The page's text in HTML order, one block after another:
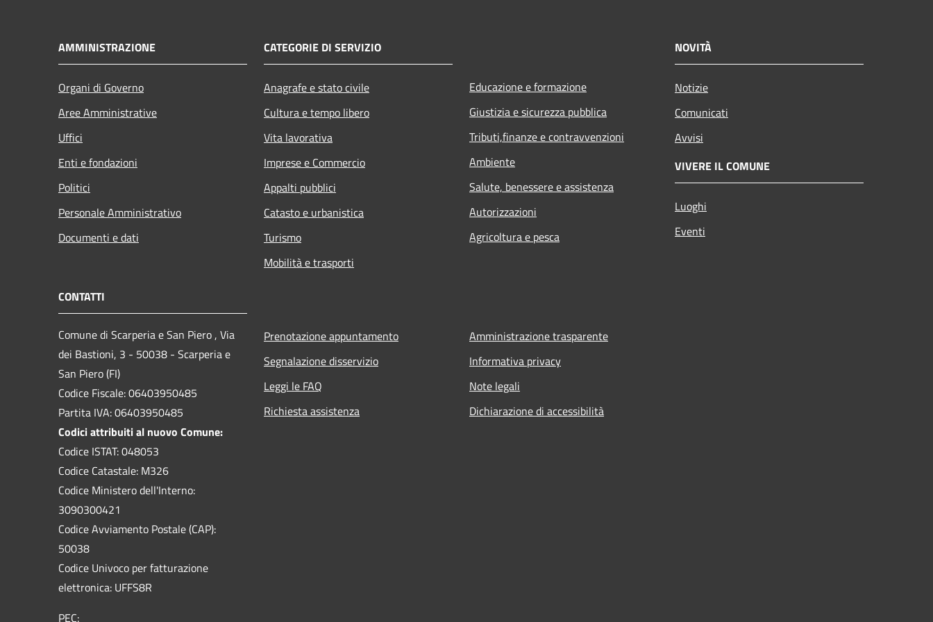
AMMINISTRAZIONE
Organi di Governo
Aree Amministrative
Uffici
Enti e fondazioni
Politici
Personale Amministrativo
Documenti e dati
CATEGORIE DI SERVIZIO
Anagrafe e stato civile
Cultura e tempo libero
Vita lavorativa
Imprese e Commercio
Appalti pubblici
Catasto e urbanistica
Turismo
Mobilità e trasporti
Educazione e formazione
Giustizia e sicurezza pubblica
Tributi,finanze e contravvenzioni
Ambiente
Salute, benessere e assistenza
Autorizzazioni
Agricoltura e pesca
NOVITÀ
Notizie
Comunicati
Avvisi
VIVERE IL COMUNE
Luoghi
Eventi
CONTATTI
Comune di Scarperia e San Piero , Via
dei Bastioni, 3 - 50038 - Scarperia e
San Piero (FI)
Codice Fiscale: 06403950485
Partita IVA: 06403950485
Codici attribuiti al nuovo Comune:
Codice ISTAT: 048053
Codice Catastale: M326
Codice Ministero dell'Interno:
3090300421
Codice Avviamento Postale (CAP):
50038
Codice Univoco per fatturazione
elettronica: UFFS8R
PEC:
Prenotazione appuntamento
Segnalazione disservizio
Leggi le FAQ
Richiesta assistenza
Amministrazione trasparente
Informativa privacy
Note legali
Dichiarazione di accessibilità